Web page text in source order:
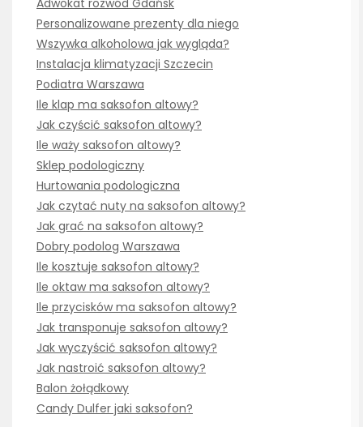
Personalizowane prezenty dla niego
Wszywka alkoholowa jak wygląda?
Instalacja klimatyzacji Szczecin
Podiatra Warszawa
Ile klap ma saksofon altowy?
Jak czyścić saksofon altowy?
Ile waży saksofon altowy?
Sklep podologiczny
Hurtowania podologiczna
Jak czytać nuty na saksofon altowy?
Jak grać na saksofon altowy?
Dobry podolog Warszawa
Ile kosztuje saksofon altowy?
Ile oktaw ma saksofon altowy?
Ile przycisków ma saksofon altowy?
Jak transponuje saksofon altowy?
Jak wyczyścić saksofon altowy?
Jak nastroić saksofon altowy?
Balon żołądkowy
Candy Dulfer jaki saksofon?